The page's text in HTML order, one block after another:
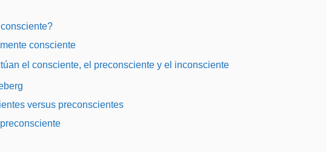
consciente
el consciente, el preconsciente y el inconsciente
versus preconscientes